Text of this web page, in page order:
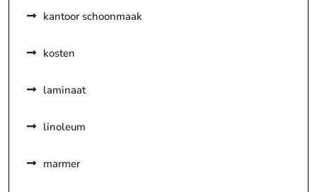
kantoor schoonmaak
kosten
laminaat
linoleum
marmer